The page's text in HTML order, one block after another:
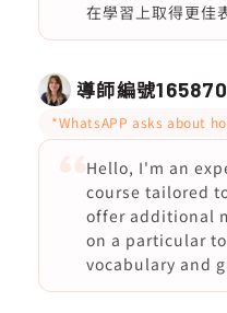
在學習上取得更佳
導師編號165870
*WhatsAPP asks about
Hello, I'm an
course tailored
offer additional
on a particular
vocabulary and